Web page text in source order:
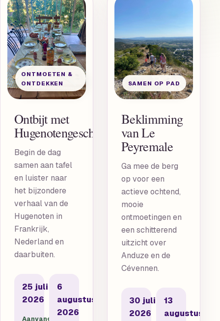
ONTMOETEN &
ONTDEKKEN
Ontbijt met
Hugenotengeschiedenis
Begin de dag
samen aan tafel
en luister naar
het bijzondere
verhaal van de
Hugenoten in
Frankrijk,
Nederland en
daarbuiten.
25 juli
2026
Aanvang
6
augustus
2026
SAMEN OP PAD
Beklimming
van Le
Peyremale
Ga mee de berg
op voor een
actieve ochtend,
mooie
ontmoetingen en
een schitterend
uitzicht over
Anduze en de
Cévennen.
30 juli
2026
13
augustus